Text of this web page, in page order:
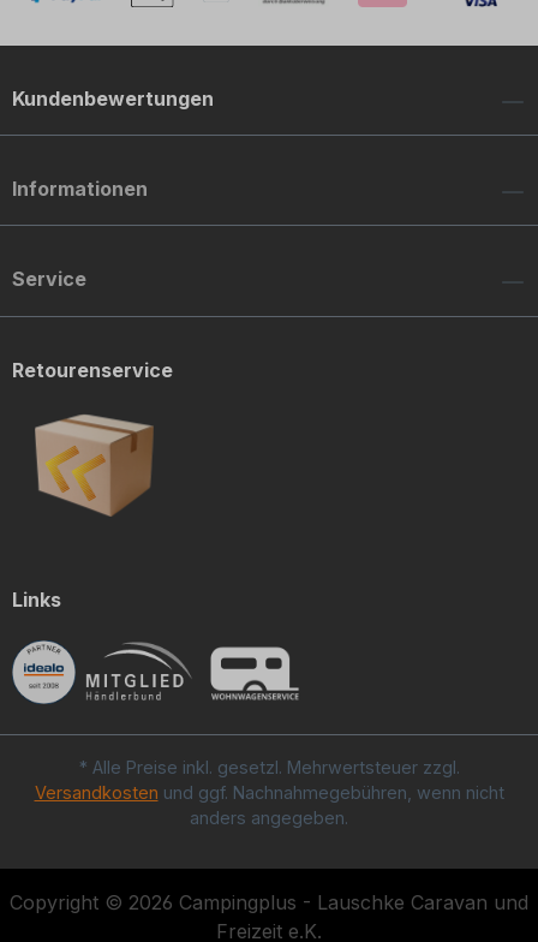
Kundenbewertungen
Informationen
Service
Retourenservice
Links
* Alle Preise inkl. gesetzl. Mehrwertsteuer zzgl.
Versandkosten und ggf. Nachnahmegebühren, wenn nicht
anders angegeben.
Copyright © 2026 Campingplus - Lauschke Caravan und
Freizeit e.K.